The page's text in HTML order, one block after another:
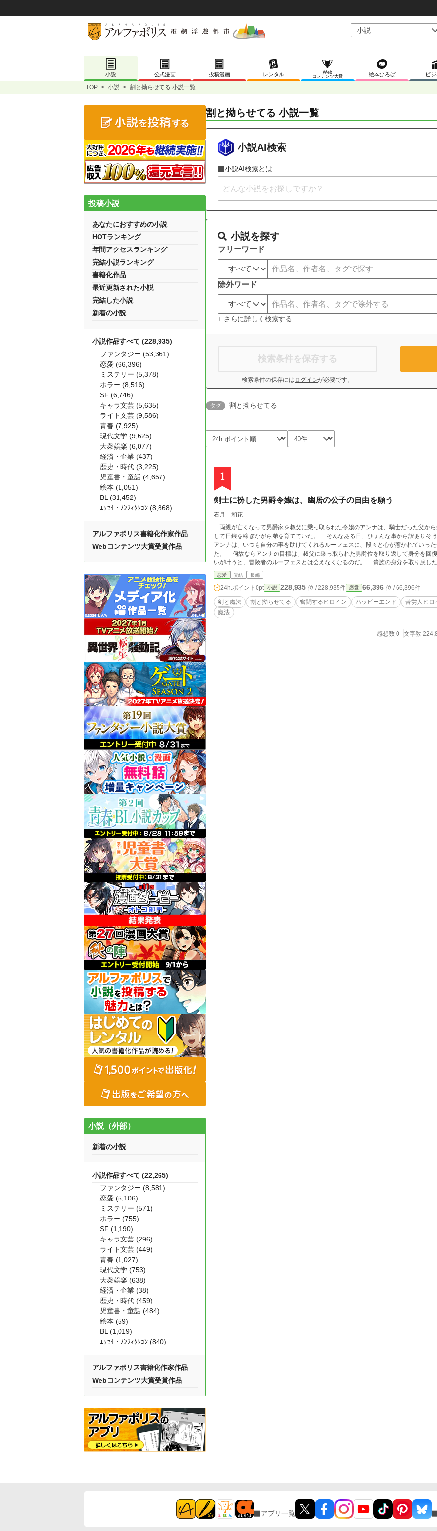
小説 公式漫画 投稿漫画 レンタル
Web
コンテンツ大賞
絵本ひろば ビ
TOP > 小説 > 割と拗らせてる 小説一覧
割と拗らせてる 小説一覧
小説AI検索
小説AI検索とは
小説を探す
フリーワード
除外ワード
+ さらに詳しく検索する
検索条件を保存する
検索条件の保存には ログインが必要です。
タグ 割と拗らせてる
1
剣士に扮した男爵令嬢は、幽居の公子の自由を願う
石月 和花
両親が亡くなって男爵家を叔父に乗っ取られた令嬢のアンナは、騎士だった父か
して日銭を稼ぎながら弟を育てていた。 そんなある日、ひょんな事から訳ありそうな冒険者ルーフェスと知り合ったのだった。
アンナは、いつも自分の事を助けてくれるルーフェスに、段々と心が惹かれていっ
た。 何故ならアンナの目標は、叔父に乗っ取られた男爵位を取り返して身分を回復し、弟に爵位を継がせる事だったから。この願
いが叶うと、冒険者のルーフェスとは会えなくなるのだ。 貴族の身分を取り戻したい気持ちと、冒険者としてルーフェスの隣に居
たい気持ちの間で悩み葛藤するそんな中で、アンナはルーフェスの重大な秘密を知ってしまうのであ
賞にエントリーしています。気に入って頂けましたら、応援よろしくお願いします！ ## この話は、別タイトルで小説家になろうでも
掲載しています。
恋愛 完結 長編
24h.ポイント 0pt 小説 228,935 位 / 228,935件 恋愛 66,396 位 / 66,396件
剣と魔法 割と拗らせてる 奮闘するヒロイン ハッピーエンド
苦労人ヒロ
魔法
感想数 0 文字数
投稿小説
あなたにおすすめの小説
HOTランキング
年間アクセスランキング
完結小説ランキング
書籍化作品
最近更新された小説
完結した小説
新着の小説
小説作品すべて (228,935)
ファンタジー (53,361)
恋愛 (66,396)
ミステリー (5,378)
ホラー (8,516)
SF (6,746)
キャラ文芸 (5,635)
ライト文芸 (9,586)
青春 (7,925)
現代文学 (9,625)
大衆娯楽 (6,077)
経済・企業 (437)
歴史・時代 (3,225)
児童書・童話 (4,657)
絵本 (1,051)
BL (31,452)
ｴｯｾｲ・ﾉﾝﾌｨｸｼｮﾝ (8,868)
アルファポリス書籍化作家作品
Webコンテンツ大賞受賞作品
小説（外部）
新着の小説
小説作品すべて (22,265)
ファンタジー (8,581)
恋愛 (5,106)
ミステリー (571)
ホラー (755)
SF (1,190)
キャラ文芸 (296)
ライト文芸 (449)
青春 (1,027)
現代文学 (753)
大衆娯楽 (638)
経済・企業 (38)
歴史・時代 (459)
児童書・童話 (484)
絵本 (59)
BL (1,019)
ｴｯｾｲ・ﾉﾝﾌｨｸｼｮﾝ (840)
アルファポリス書籍化作家作品
Webコンテンツ大賞受賞作品
アプリ一覧